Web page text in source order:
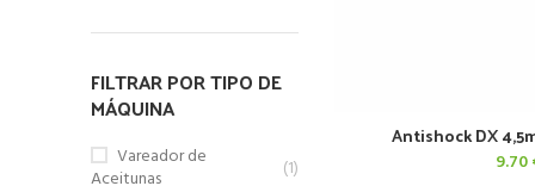
FILTRAR POR TIPO DE
MÁQUINA
Vareador de
Aceitunas
(1)
AÑADIR AL
Antishock DX
9.70